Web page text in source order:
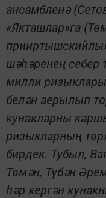
ансамбленә
«Якташлар»га
шәһәренең себер
милли
белән аерылып
кунакларны
ризыкларның
бирдек. Тубыл,
Төмән, Түбән
һәр кергән